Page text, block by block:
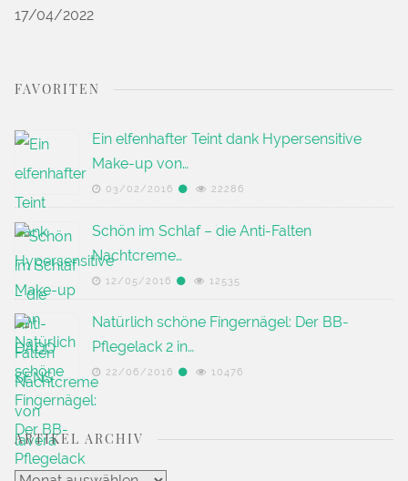
17/04/2022
FAVORITEN
Ein elfenhafter Teint dank Hypersensitive
Make-up von…
03/02/2016 22286
Schön im Schlaf – die Anti-Falten
Nachtcreme…
12/05/2016 12535
Natürlich schöne Fingernägel: Der BB-
Pflegelack 2 in…
22/06/2016 10476
ARTIKEL ARCHIV